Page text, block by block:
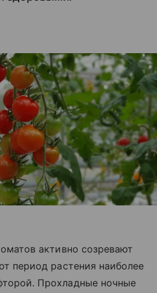
активно созревают
период растения наиболее
Прохладные ночные